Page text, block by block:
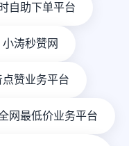
自助下单平台
涛秒赞网
赞业务平台
网最低价业务平台